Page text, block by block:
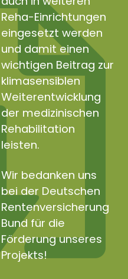
Reha-Einrichtungen
eingesetzt werden
und damit einen
wichtigen Beitrag zur
klimasensiblen
Weiterentwicklung
der medizinischen
Rehabilitation
leisten.
Wir bedanken uns
bei der Deutschen
Rentenversicherung
Bund für die
Förderung unseres
Projekts!